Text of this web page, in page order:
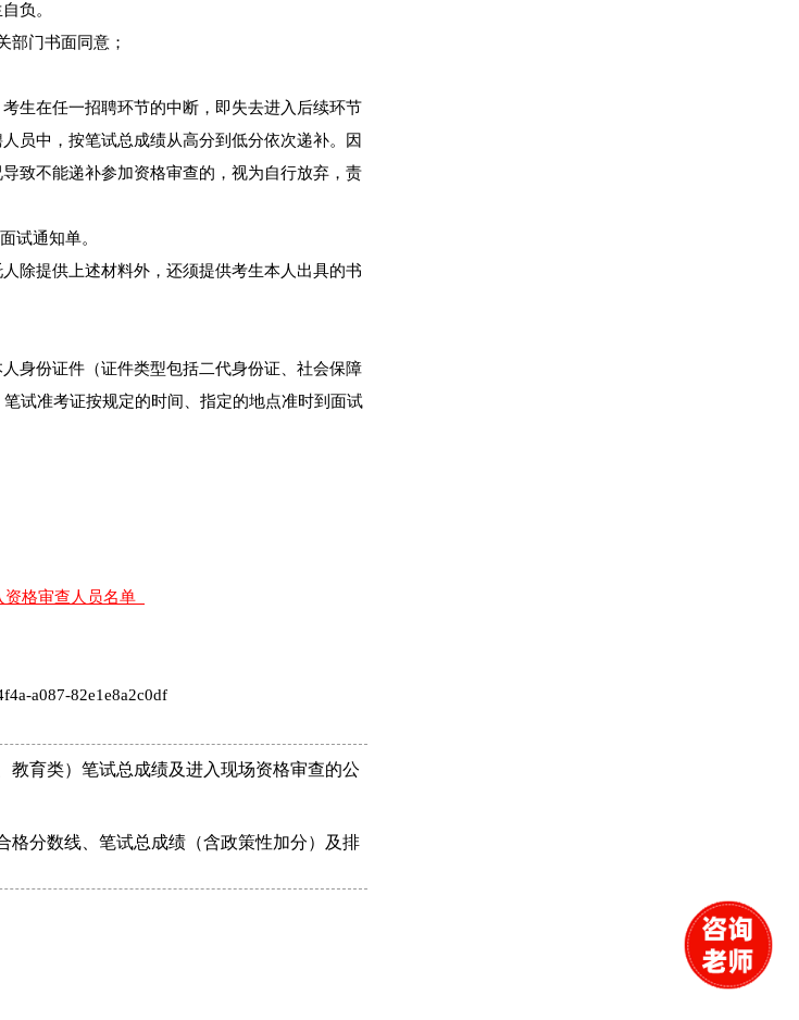
负。
部门书面同意；
生在任一招聘环节的中断，即失去进入后续环节
员中，按笔试总成绩从高分到低分依次递补。因
致不能递补参加资格审查的，视为自行放弃，责
试通知单。
除提供上述材料外，还须提供考生本人出具的书
身份证件（证件类型包括二代身份证、社会保障
试准考证按规定的时间、指定的地点准时到面试
资格审查人员名单
a087-82e1e8a2c0df
教育类）笔试总成绩及进入现场资格审查的公
格分数线、笔试总成绩（含政策性加分）及排